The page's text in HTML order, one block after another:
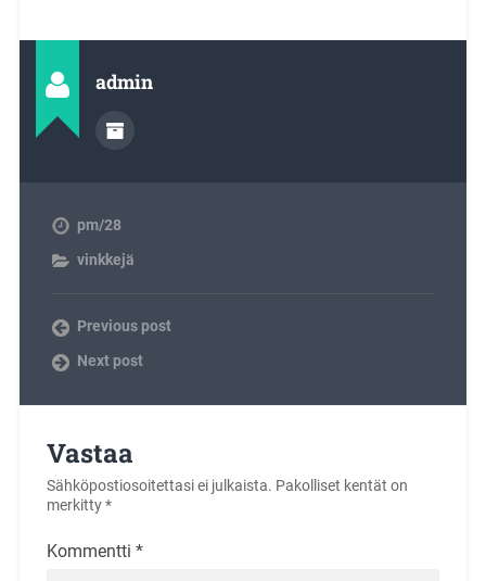
admin
pm/28
vinkkejä
Previous post
Next post
Vastaa
Sähköpostiosoitettasi ei julkaista. Pakolliset kentät on
merkitty*
Kommentti *